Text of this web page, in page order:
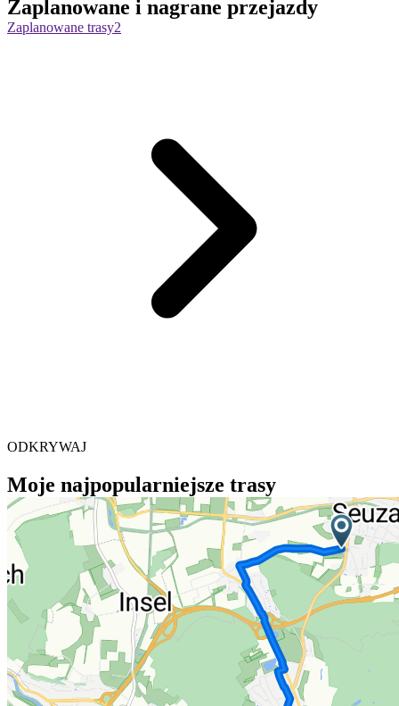
Zaplanowane i nagrane przejazdy
Zaplanowane trasy2
ODKRYWAJ
Moje najpopularniejsze trasy